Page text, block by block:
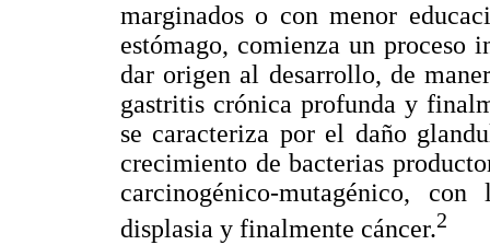
marginados o con menor
estómago, comienza un proceso
dar origen al desarrollo, de
gastritis crónica profunda y
se caracteriza por el daño
crecimiento de bacterias
carcinogénico-mutagénico,
displasia y finalmente cáncer.2